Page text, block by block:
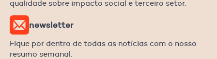
qualidade sobre impacto social e terceiro setor.
newsletter
Fique por dentro de todas as notícias com o nosso
resumo semanal.